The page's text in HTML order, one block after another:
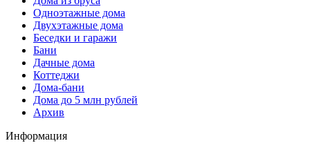
Одноэтажные дома
Двухэтажные дома
Беседки и гаражи
Бани
Дачные дома
Коттеджи
Дома-бани
Дома до 5 млн рублей
Архив
Информация